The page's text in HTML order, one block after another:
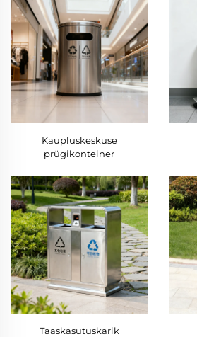
Kaupluskeskuse
prügikonteiner
Taaskasutuskarik